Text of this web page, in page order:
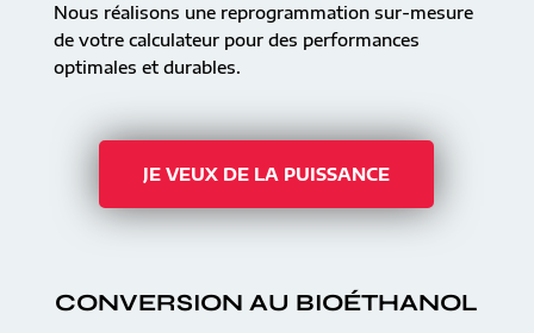
Nous réalisons une reprogrammation sur-mesure
de votre calculateur pour des performances
optimales et durables.
JE VEUX DE LA PUISSANCE
CONVERSION AU BIOÉTHANOL